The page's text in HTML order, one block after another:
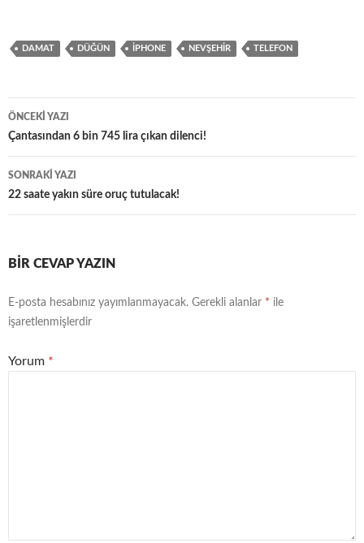
DAMAT DÜĞÜN IPHONE NEVŞEHIR TELEFON
Yazı
dolaşımı
ÖNCEKI YAZI
Çantasından 6 bin 745 lira çıkan dilenci!
SONRAKI YAZI
22 saate yakın süre oruç tutulacak!
BIR CEVAP YAZIN
E-posta hesabınız yayımlanmayacak. Gerekli alanlar * ile
işaretlenmişlerdir
Yorum *